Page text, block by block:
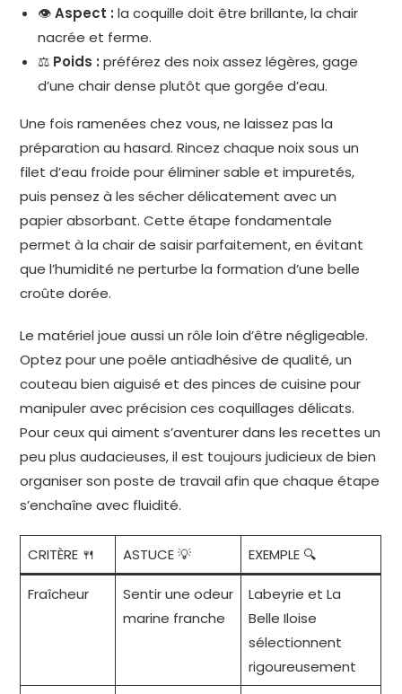
👁️Aspect : la coquille doit être brillante, la chair
nacrée et ferme.
⚖️ Poids : préférez des noix assez légères, gage
d’une chair dense plutôt que gorgée d’eau.
Une fois ramenées chez vous, ne laissez pas la
préparation au hasard. Rincez chaque noix sous un
filet d’eau froide pour éliminer sable et impuretés,
puis pensez à les sécher délicatement avec un
papier absorbant. Cette étape fondamentale
permet à la chair de saisir parfaitement, en évitant
que l’humidité ne perturbe la formation d’une belle
croûte dorée.
Le matériel joue aussi un rôle loin d’être négligeable.
Optez pour une poêle antiadhésive de qualité, un
couteau bien aiguisé et des pinces de cuisine pour
manipuler avec précision ces coquillages délicats.
Pour ceux qui aiment s’aventurer dans les recettes un
peu plus audacieuses, il est toujours judicieux de bien
organiser son poste de travail afin que chaque étape
s’enchaîne avec fluidité.
CRITÈRE 🍴 ASTUCE 💡 EXEMPLE 🔍
Fraîcheur
Sentir une odeur
marine franche
Labeyrie et La
Belle Iloise
sélectionnent
rigoureusement